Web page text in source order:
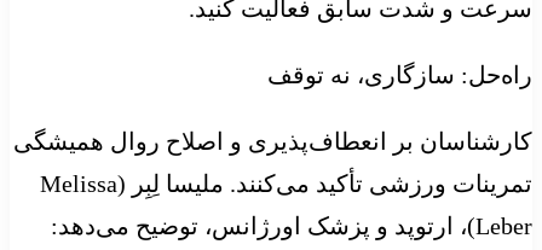
سرعت و شدت سابق فعالیت کنید.
راه‌حل: سازگاری، نه توقف
کارشناسان بر انعطاف‌پذیری و اصلاح روال همیشگی
تمرینات ورزشی تأکید می‌کنند. ملیسا لِبِر (Melissa
Leber)، ارتوپد و پزشک اورژانس، توضیح می‌دهد: